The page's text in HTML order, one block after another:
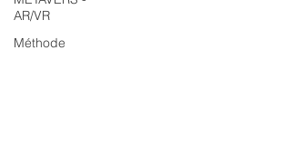
AR/VR
Méthode